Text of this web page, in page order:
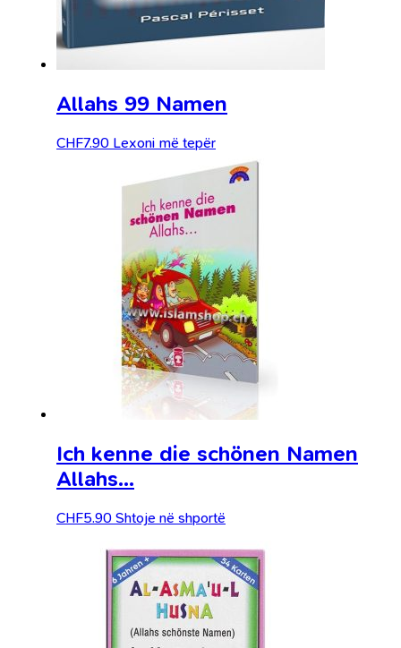
Allahs 99 Namen
CHF7.90 Lexoni më tepër
Ich kenne die schönen Namen
Allahs…
CHF5.90 Shtoje në shportë